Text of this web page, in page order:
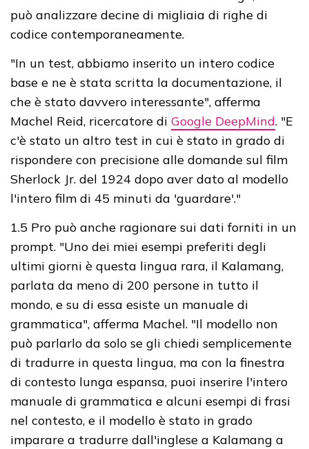
può analizzare decine di migliaia di righe di
codice contemporaneamente.
"In un test, abbiamo inserito un intero codice
base e ne è stata scritta la documentazione, il
che è stato davvero interessante", afferma
Machel Reid, ricercatore di Google DeepMind. "E
c'è stato un altro test in cui è stato in grado di
rispondere con precisione alle domande sul film
Sherlock Jr. del 1924 dopo aver dato al modello
l'intero film di 45 minuti da 'guardare'."
1.5 Pro può anche ragionare sui dati forniti in un
prompt. "Uno dei miei esempi preferiti degli
ultimi giorni è questa lingua rara, il Kalamang,
parlata da meno di 200 persone in tutto il
mondo, e su di essa esiste un manuale di
grammatica", afferma Machel. "Il modello non
può parlarlo da solo se gli chiedi semplicemente
di tradurre in questa lingua, ma con la finestra
di contesto lunga espansa, puoi inserire l'intero
manuale di grammatica e alcuni esempi di frasi
nel contesto, e il modello è stato in grado
imparare a tradurre dall'inglese a Kalamang a